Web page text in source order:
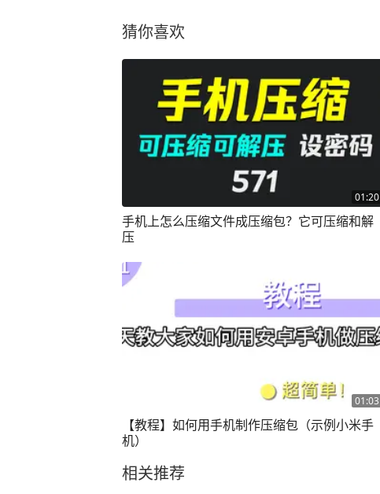
猜你喜欢
01:20
手机上怎么压缩文件成压缩包？它可压缩和解
压
01:03
【教程】如何用手机制作压缩包（示例小米手
机）
相关推荐